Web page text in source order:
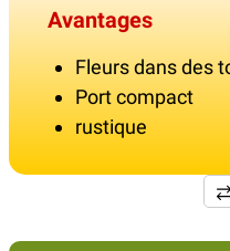
Avantages
Fleurs dans des
Port compact
rustique